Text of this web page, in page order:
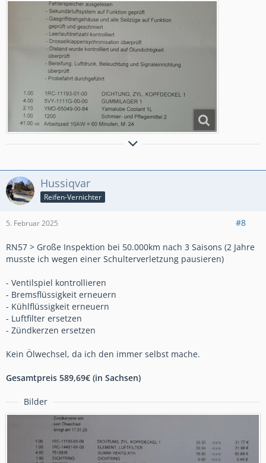
" Glück kann man nicht kaufen. Aber ein Motorrad und das ist
Hussiqvar
Reifen-Vernichter
5. Februar 2025 #8
RN57 > Große Inspektion bei 50.000km nach 3 Saisons (2 Jahre
musste ich wegen einer Schulterverletzung pausieren)
- Ventilspiel kontrollieren
- Bremsflüssigkeit erneuern
- Kühlflüssigkeit erneuern
- Luftfilter ersetzen
- Zündkerzen ersetzen
Kein Ölwechsel, da ich den immer selbst mache.
Gesamtpreis 589,69€ (in Sachsen)
Bilder